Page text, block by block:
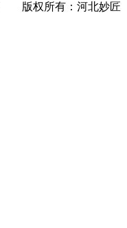
版权所有：河北妙匠